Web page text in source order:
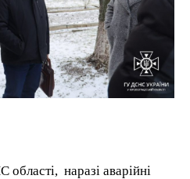
наразі аварійні